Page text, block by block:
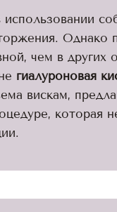
Однако
чем в других
гиалуроновая
вискам,
которая